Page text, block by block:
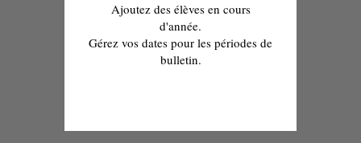
Ajoutez des élèves en cours
d'année.
Gérez vos dates pour les périodes de
bulletin.